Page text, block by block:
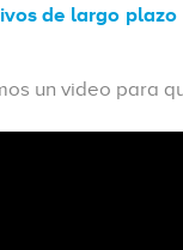
de largo plazo
un video para